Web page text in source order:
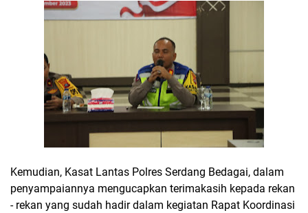
Kemudian, Kasat Lantas Polres Serdang Bedagai, dalam
penyampaiannya mengucapkan terimakasih kepada rekan
- rekan yang sudah hadir dalam kegiatan Rapat Koordinasi